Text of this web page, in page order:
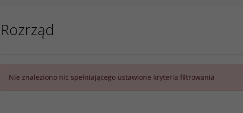
Rozrząd
Nie znaleziono nic spełniającego ustawione kryteria filtrowania